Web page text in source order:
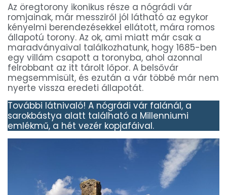
Az öregtorony ikonikus része a nógrádi vár
romjainak, már messziről jól látható az egykor
kényelmi berendezésekkel ellátott, mára romos
állapotú torony. Az ok, ami miatt már csak a
maradványaival találkozhatunk, hogy 1685-ben
egy villám csapott a toronyba, ahol azonnal
felrobbant az itt tárolt lőpor. A belsővár
megsemmisült, és ezután a vár többé már nem
nyerte vissza eredeti állapotát.
További látnivaló! A nógrádi vár falánál, a
sarokbástya alatt található a Millenniumi
emlékmű, a hét vezér kopjafáival.